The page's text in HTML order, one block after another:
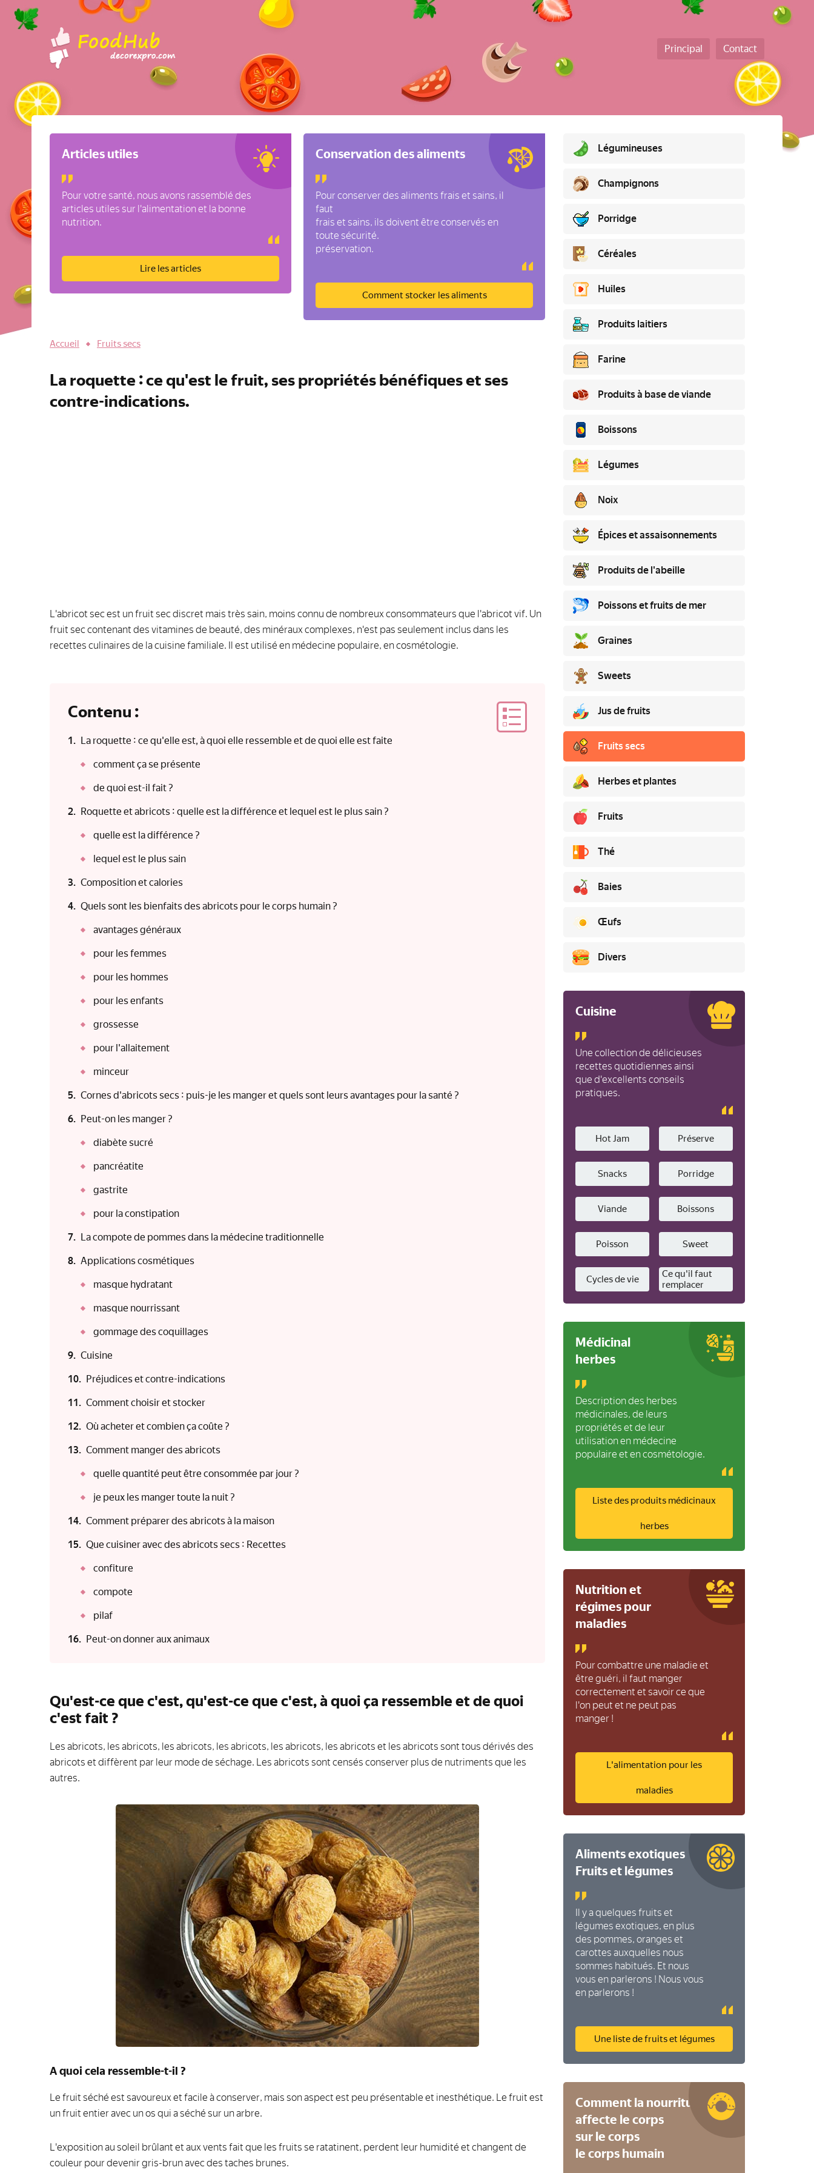
Principal Contact
Articles utiles
Pour votre santé, nous avons rassemblé des
articles utiles sur l'alimentation et la bonne
nutrition.
Lire les articles
Conservation des aliments
Pour conserver des aliments frais et sains, il
faut
frais et sains, ils doivent être conservés en
toute sécurité.
préservation.
Comment stocker les aliments
Accueil Fruits secs
La roquette : ce qu'est le fruit, ses propriétés bénéfiques et ses
contre-indications.
L'abricot sec est un fruit sec discret mais très sain, moins connu de nombreux consommateurs que l'abricot vif. Un
fruit sec contenant des vitamines de beauté, des minéraux complexes, n'est pas seulement inclus dans les
recettes culinaires de la cuisine familiale. Il est utilisé en médecine populaire, en cosmétologie.
Contenu :
La roquette : ce qu'elle est, à quoi elle ressemble et de quoi elle est faite
comment ça se présente
de quoi est-il fait ?
Roquette et abricots : quelle est la différence et lequel est le plus sain ?
quelle est la différence ?
lequel est le plus sain
Composition et calories
Quels sont les bienfaits des abricots pour le corps humain ?
avantages généraux
pour les femmes
pour les hommes
pour les enfants
grossesse
pour l'allaitement
minceur
Cornes d'abricots secs : puis-je les manger et quels sont leurs avantages pour la santé ?
Peut-on les manger ?
diabète sucré
pancréatite
gastrite
pour la constipation
La compote de pommes dans la médecine traditionnelle
Applications cosmétiques
masque hydratant
masque nourrissant
gommage des coquillages
Cuisine
Préjudices et contre-indications
Comment choisir et stocker
Où acheter et combien ça coûte ?
Comment manger des abricots
quelle quantité peut être consommée par jour ?
je peux les manger toute la nuit ?
Comment préparer des abricots à la maison
Que cuisiner avec des abricots secs : Recettes
confiture
compote
pilaf
Peut-on donner aux animaux
Qu'est-ce que c'est, qu'est-ce que c'est, à quoi ça ressemble et de quoi
c'est fait ?
Les abricots, les abricots, les abricots, les abricots, les abricots, les abricots et les abricots sont tous dérivés des
abricots et diffèrent par leur mode de séchage. Les abricots sont censés conserver plus de nutriments que les
autres.
A quoi cela ressemble-t-il ?
Le fruit séché est savoureux et facile à conserver, mais son aspect est peu présentable et inesthétique. Le fruit est
un fruit entier avec un os qui a séché sur un arbre.
L'exposition au soleil brûlant et aux vents fait que les fruits se ratatinent, perdent leur humidité et changent de
couleur pour devenir gris-brun avec des taches brunes.
Légumineuses
Champignons
Porridge
Céréales
Huiles
Produits laitiers
Farine
Produits à base de viande
Boissons
Légumes
Noix
Épices et assaisonnements
Produits de l'abeille
Poissons et fruits de mer
Graines
Sweets
Jus de fruits
Fruits secs
Herbes et plantes
Fruits
Thé
Baies
Œufs
Divers
Cuisine
Une collection de délicieuses
recettes quotidiennes ainsi
que d'excellents conseils
pratiques.
Hot Jam Préserve
Snacks Porridge
Viande Boissons
Poisson Sweet
Cycles de vie
Ce qu'il faut
remplacer
Médicinal
herbes
Description des herbes
médicinales, de leurs
propriétés et de leur
utilisation en médecine
populaire et en cosmétologie.
Liste des produits médicinaux
herbes
Nutrition et
régimes pour
maladies
Pour combattre une maladie et
être guéri, il faut manger
correctement et savoir ce que
l'on peut et ne peut pas
manger !
L'alimentation pour les
maladies
Aliments exotiques
Fruits et légumes
Il y a quelques fruits et
légumes exotiques, en plus
des pommes, oranges et
carottes auxquelles nous
sommes habitués. Et nous
vous en parlerons ! Nous vous
en parlerons !
Une liste de fruits et légumes
Comment la nourriture
affecte le corps
sur le corps
le corps humain